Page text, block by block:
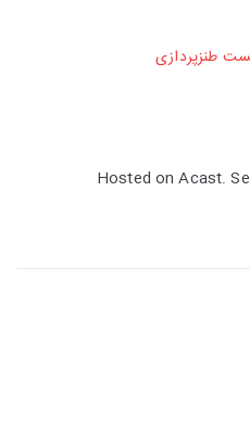
طنزپردازی
Hosted on Acast.